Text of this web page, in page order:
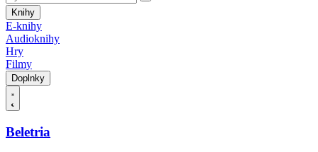
Knihy
E-knihy
Audioknihy
Hry
Filmy
Doplnky
Beletria